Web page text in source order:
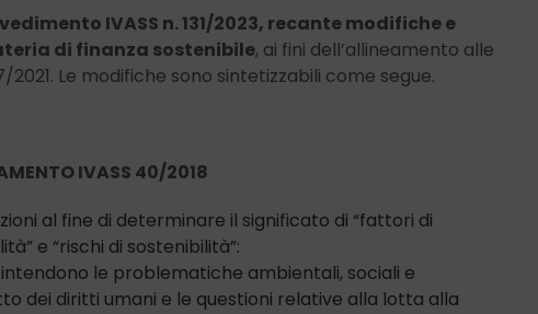
IVASS n. 131/2023, recante modifiche e
di finanza sostenibile, ai fini dell’allineamento alle
2021. Le modifiche sono sintetizzabili come segue.
IVASS 40/2018
al fine di determinare il significato di “fattori di
e “rischi di sostenibilità”:
intendono le problematiche ambientali, sociali e
dei diritti umani e le questioni relative alla lotta alla